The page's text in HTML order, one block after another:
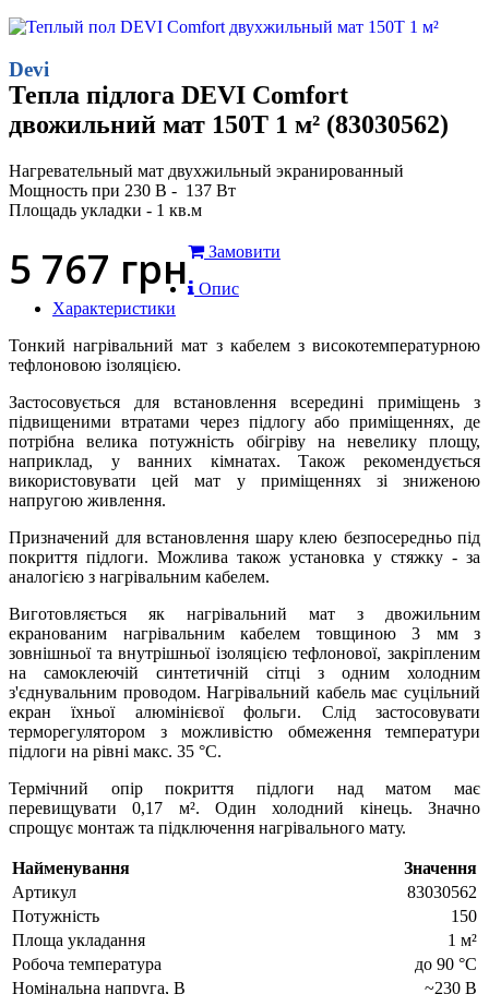
Devi
Тепла підлога DEVI Comfort
двожильний мат 150T 1 м² (83030562)
Нагревательный мат двухжильный экранированный
Мощность при 230 В - 137 Вт
Площадь укладки - 1 кв.м
5 767 грн
Замовити
Опис
Характеристики
Тонкий нагрівальний мат з кабелем з високотемпературною
тефлоновою ізоляцією.
Застосовується для встановлення всередині приміщень з
підвищеними втратами через підлогу або приміщеннях, де
потрібна велика потужність обігріву на невелику площу,
наприклад, у ванних кімнатах. Також рекомендується
використовувати цей мат у приміщеннях зі зниженою
напругою живлення.
Призначений для встановлення шару клею безпосередньо під
покриття підлоги. Можлива також установка у стяжку - за
аналогією з нагрівальним кабелем.
Виготовляється як нагрівальний мат з двожильним
екранованим нагрівальним кабелем товщиною 3 мм з
зовнішньої та внутрішньої ізоляцією тефлонової, закріпленим
на самоклеючій синтетичній сітці з одним холодним
з'єднувальним проводом. Нагрівальний кабель має суцільний
екран їхньої алюмінієвої фольги. Слід застосовувати
терморегулятором з можливістю обмеження температури
підлоги на рівні макс. 35 °С.
Термічний опір покриття підлоги над матом має
перевищувати 0,17 м². Один холодний кінець. Значно
спрощує монтаж та підключення нагрівального мату.
Найменування
Значення
Артикул
83030562
Потужність
150
Площа укладання
1 м²
Робоча температура
до 90 °C
Номінальна напруга, В
~230 В